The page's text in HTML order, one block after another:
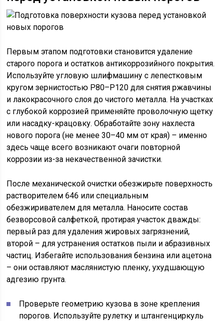
Первым этапом подготовки становится удаление
старого порога и остатков антикоррозийного покрытия.
Используйте угловую шлифмашину с лепестковым
кругом зернистостью P80–P120 для снятия ржавчины
и лакокрасочного слоя до чистого металла. На участках
с глубокой коррозией применяйте проволочную щетку
или насадку-крацовку. Обработайте зону нахлеста
нового порога (не менее 30–40 мм от края) – именно
здесь чаще всего возникают очаги повторной
коррозии из-за некачественной зачистки.
После механической очистки обезжирьте поверхность
растворителем 646 или специальным
обезжиривателем для металла. Наносите состав
безворсовой салфеткой, протирая участок дважды:
первый раз для удаления жировых загрязнений,
второй – для устранения остатков пыли и абразивных
частиц. Избегайте использования бензина или ацетона
– они оставляют маслянистую пленку, ухудшающую
адгезию грунта.
Проверьте геометрию кузова в зоне крепления
порогов. Используйте рулетку и штангенциркуль